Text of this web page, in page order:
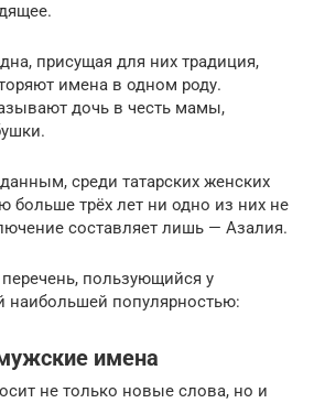
присущая для них традиция,
имена в одном роду.
дочь в честь мамы,
среди татарских женских
больше трёх лет ни одно из них не
составляет лишь — Азалия.
пользующийся у
наибольшей популярностью:
имена
не только новые слова, но и